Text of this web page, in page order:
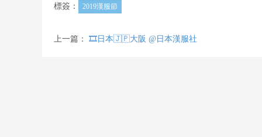
標簽： 2019漢服節
上一篇： 🎞️日本🇯🇵大阪 @日本漢服社